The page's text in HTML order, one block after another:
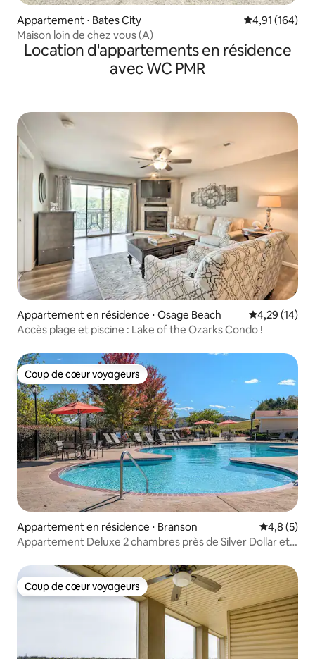
Appartement ⋅ Bates City Évaluation
4,91 (164)
Maison loin de chez vous (A)
Location d'appartements en résidence
avec WC PMR
Appartement en résidence ⋅ Osage Beach Évaluation
4,29 (14)
Accès plage et piscine : Lake of the Ozarks Condo !
Coup de cœur voyageurs
Coup de cœur voyageurs
Appartement en résidence ⋅ Branson Évaluation
4,8 (5)
Appartement Deluxe 2 chambres près de Silver Dollar et
Coup de cœur voyageurs
Coup de cœur voyageurs